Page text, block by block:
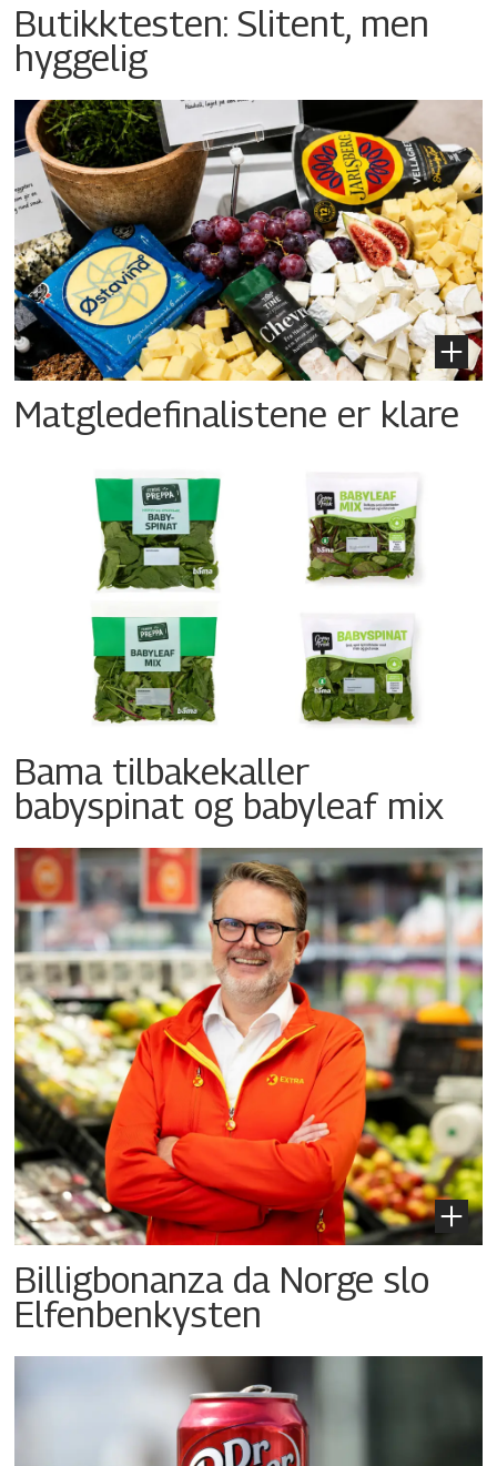
Butikktesten: Slitent, men
hyggelig
Matgledefinalistene er klare
Bama tilbakekaller
babyspinat og babyleaf mix
Billigbonanza da Norge slo
Elfenbenkysten